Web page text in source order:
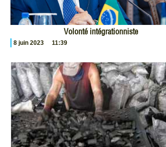
Volonté intégrationniste
8 juin 2023 11:39